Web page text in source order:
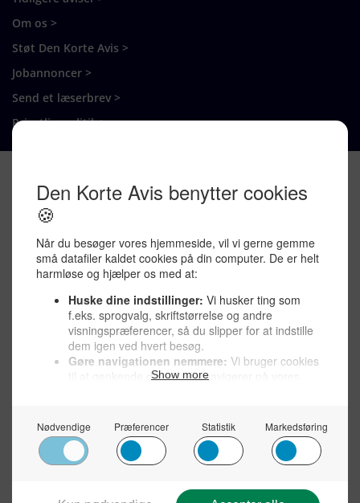
Om os >
Støt Den Korte Avis >
Jobannoncer >
Send et læserbrev >
Privatlivspolitik >